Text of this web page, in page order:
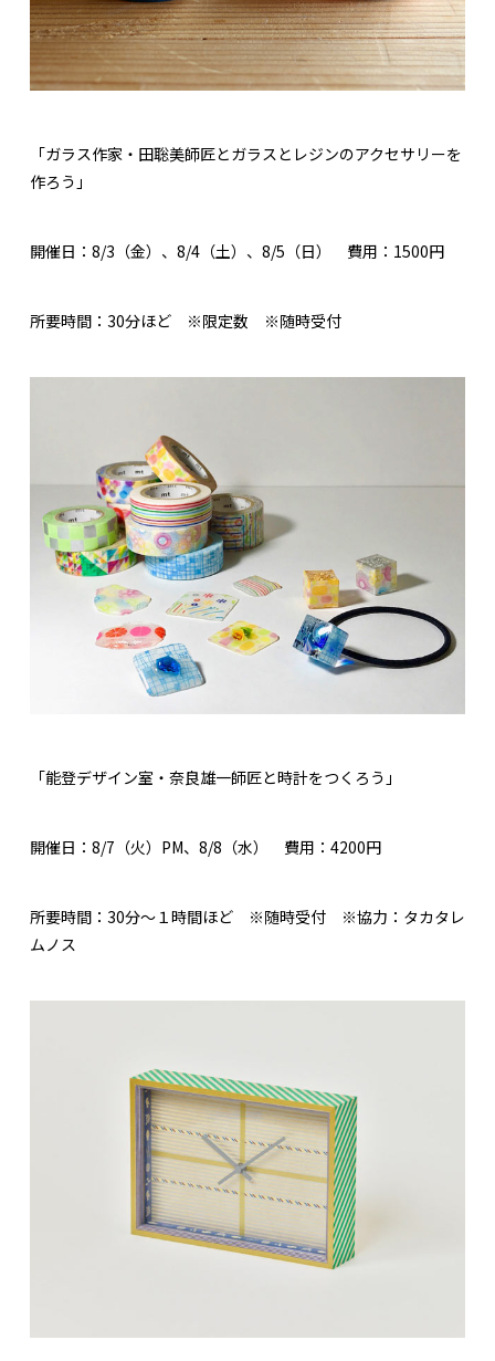
「ガラス作家・田聡美師匠とガラスとレジンのアクセサリーを
作ろう」
開催日：8/3（金）、8/4（土）、8/5（日） 費用：1500円
所要時間：30分ほど ※限定数 ※随時受付
「能登デザイン室・奈良雄一師匠と時計をつくろう」
開催日：8/7（火）PM、8/8（水） 費用：4200円
所要時間：30分～１時間ほど ※随時受付 ※協力：タカタレ
ムノス